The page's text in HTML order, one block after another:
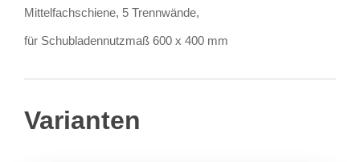
Mittelfachschiene, 5 Trennwände,
für Schubladennutzmaß 600 x 400 mm
Varianten